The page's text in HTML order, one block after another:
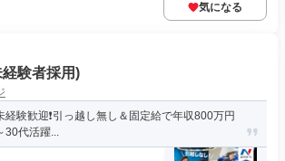
気になる
験者採用)
験歓迎❗引っ越し無し＆固定給で年収800万円
30代活躍...